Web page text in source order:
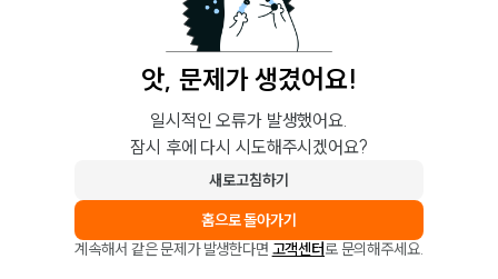
앗, 문제가 생겼어요!
일시적인 오류가 발생했어요.
잠시 후에 다시 시도해주시겠어요?
새로고침하기
홈으로 돌아가기
계속해서 같은 문제가 발생한다면 고객센터로 문의해주세요.